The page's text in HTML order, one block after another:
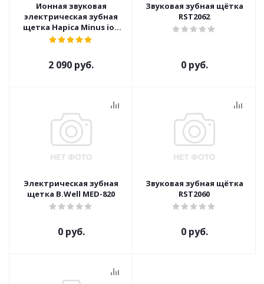
Ионная звуковая
электрическая зубная
щетка Hapica Minus ion
case DBM-5P
2 090 руб.
Звуковая зубная щётка
RST2062
0 руб.
Электрическая зубная
щетка B.Well MED-820
0 руб.
Звуковая зубная щётка
RST2060
0 руб.